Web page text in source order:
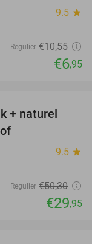
9.5 star
Regulier €10,55
€6,95
40%
+ naturel
9.5 star
Regulier €50,30
€29,95